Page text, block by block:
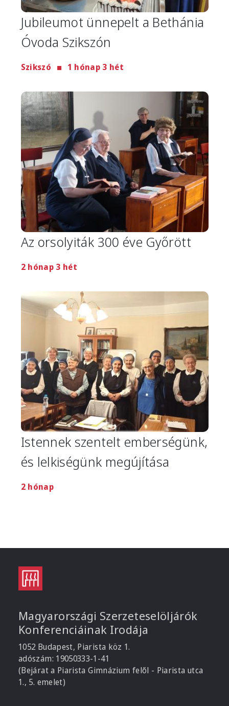
Jubileumot ünnepelt a Bethánia
Óvoda Szikszón
Szikszó 1 hónap 3 hét
Image
Az orsolyiták 300 éve Győrött
2 hónap 3 hét
Image
Istennek szentelt emberségünk,
és lelkiségünk megújítása
2 hónap
Magyarországi Szerzeteselöljárók
Konferenciáinak Irodája
1052 Budapest, Piarista köz 1.
adószám: 19050333-1-41
(Bejárat a Piarista Gimnázium felől - Piarista utca
1., 5. emelet)